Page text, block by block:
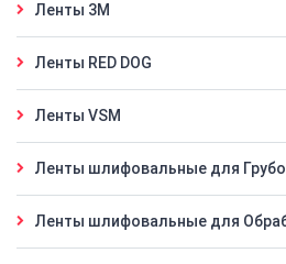
Ленты 3M
Ленты RED DOG
Ленты VSM
Ленты шлифовальные для
Ленты шлифовальные для